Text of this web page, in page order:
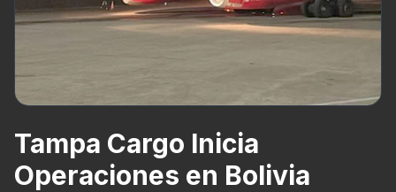
Tampa Cargo Inicia
Operaciones en Bolivia